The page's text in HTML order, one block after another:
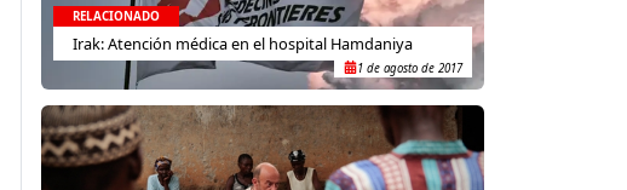
RELACIONADO
Irak: Atención médica en el hospital Hamdaniya
1 de agosto de 2017